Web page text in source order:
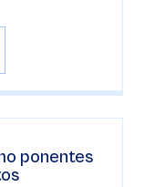
ponentes